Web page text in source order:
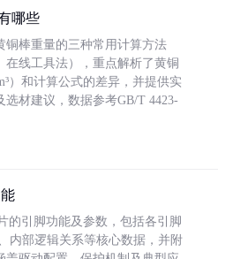
哪些
铜棒重量的三种常用计算方法
在线工具法），重点解析了黄铜
）和计算公式的差异，并提供实
选材建议，数据参考GB/T 4423-
的引脚功能及参数，包括各引脚
内部逻辑关系等核心数据，并附